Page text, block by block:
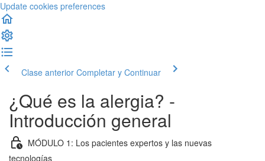
Update cookies preferences
Clase anterior Completar y Continuar
¿Qué es la alergia? -
Introducción general
MÓDULO 1: Los pacientes expertos y las nuevas
tecnologías